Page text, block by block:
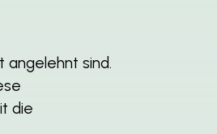
angelehnt sind.
die